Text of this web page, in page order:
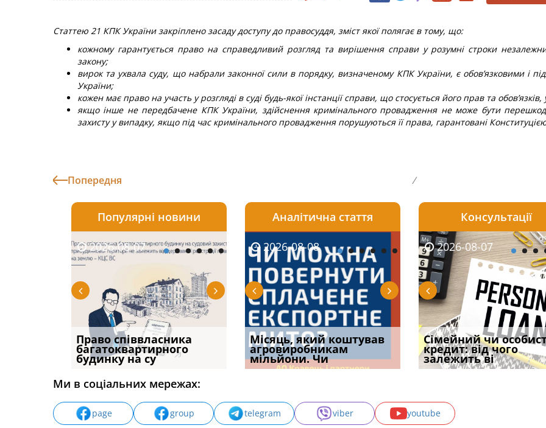
Статтею 21 КПК України закріплено засаду доступу до правосуддя, зміст якої полягає в тому, що:
кожному гарантується право на справедливий розгляд та вирішення справи у розумні строки
закону;
вирок та ухвала суду, що набрали законної сили в порядку, визначеному КПК України, є обов’язковими і
України;
кожен має право на участь у розгляді в суді будь-якої інстанції справи, що стосується його прав та
якщо інше не передбачене КПК України, здійснення кримінального провадження не може бути
захисту у випадку, якщо під час кримінального провадження порушуються її права, гарантовані
Попередня /
Популярні новини
2026-08-07
Право співвласника
багатоквартирного
будинку на су
2026-08-06
Якщо суд встановив для
відшкодування шкоди
наявніс
2026-08-06
Документи, на яких не
проставляється
апостиль: пер
Аналітична стаття
2026-08-03
ФУНДАМЕНТАЛЬНА
ПРОБЛЕМА «СУДОВОЇ
ПРАКТИКИ», АБО ПР
2026-08-08
Місяць, який коштував
агровиробникам
мільйони. Чи
2026-08-07
Огляд практики ВС від
Ростислава Кравця, що
опублі
Консультації
2026-08-05
Чи потрібна ФОП
печатка у 2026 році:
правила засто
2026-08-07
Сімейний чи
кредит: від чого
залежить ві
2026-07-30
Восьмий ААС
підтвердив, що
може скас
Ми в соціальних мережах:
page group telegram viber youtube